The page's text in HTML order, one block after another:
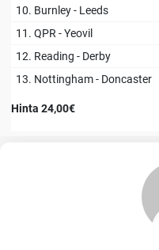
10. Burnley - Leeds
11. QPR - Yeovil
12. Reading - Derby
13. Nottingham - Doncaster
Hinta 24,00€